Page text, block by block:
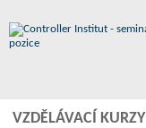
VZDĚLÁVACÍ KURZY